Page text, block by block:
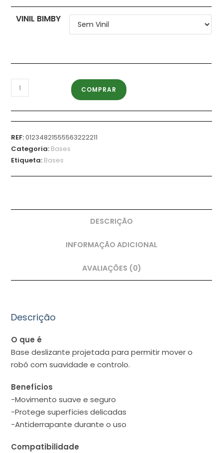
VINIL BIMBY
COMPRAR
REF:01234821555563222211
Categoria: Bases
Etiqueta: Bases
DESCRIÇÃO
INFORMAÇÃO ADICIONAL
AVALIAÇÕES (0)
Descrição
O que é
Base deslizante projetada para permitir mover o
robô com suavidade e controlo.
Benefícios
-Movimento suave e seguro
-Protege superfícies delicadas
-Antiderrapante durante o uso
Compatibilidade